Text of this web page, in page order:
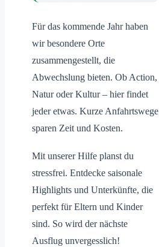
Für das kommende Jahr haben
wir besondere Orte
zusammengestellt, die
Abwechslung bieten. Ob Action,
Natur oder Kultur – hier findet
jeder etwas. Kurze Anfahrtswege
sparen Zeit und Kosten.
Mit unserer Hilfe planst du
stressfrei. Entdecke saisonale
Highlights und Unterkünfte, die
perfekt für Eltern und Kinder
sind. So wird der nächste
Ausflug unvergesslich!